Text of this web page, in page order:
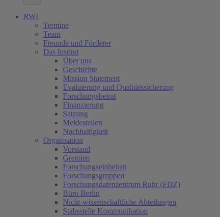
RWI
Termine
Team
Freunde und Förderer
Das Institut
Über uns
Geschichte
Mission Statement
Evaluierung und Qualitätssicherung
Forschungsbeirat
Finanzierung
Satzung
Meldestellen
Nachhaltigkeit
Organisation
Vorstand
Gremien
Forschungseinheiten
Forschungsgruppen
Forschungsdatenzentrum Ruhr (FDZ)
Büro Berlin
Nicht-wissenschaftliche Abteilungen
Stabsstelle Kommunikation